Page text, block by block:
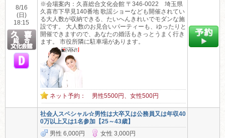
8/16
(日)
18:15
※会場案内：久喜総合文化会館 〒346-0022 埼玉県
久喜市下早見140番地 歌謡ショーなども開催されてい
る大人数が収納できる、たいへんきれいでモダンな施
設です。 大人数のお見合いパーティーも、ゆったりと
開催できますので、あなたの婚活もきっとうまく行き
ます。 市役所隣に駐車場があります。
ネット予約： 男性5500円、女性500円
社会人スペシャル☆男性は大卒又は公務員又は年収40
0万以上又は1名参加【25～43歳】
男性 6,000円
女性 3,000円